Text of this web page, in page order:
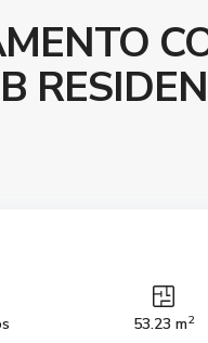
53.23 m2